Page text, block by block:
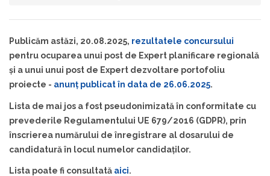
Publicăm astăzi, 20.08.2025, rezultatele concursului
pentru ocuparea unui post de Expert planificare regională
și a unui unui post de Expert dezvoltare portofoliu
proiecte - anunț publicat în data de 26.06.2025.
Lista de mai jos a fost pseudonimizată în conformitate cu
prevederile Regulamentului UE 679/2016 (GDPR), prin
înscrierea numărului de înregistrare al dosarului de
candidatură în locul numelor candidaților.
Lista poate fi consultată aici.